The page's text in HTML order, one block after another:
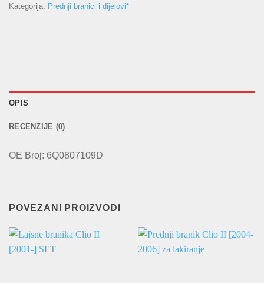
Kategorija: Prednji branici i dijelovi*
OPIS
RECENZIJE (0)
OE Broj: 6Q0807109D
POVEZANI PROIZVODI